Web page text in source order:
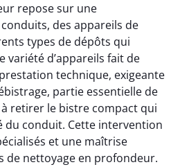
repose sur une
des appareils de
types de dépôts qui
variété d’appareils fait de
technique, exigeante
partie essentielle de
retirer le bistre compact qui
du conduit. Cette intervention
et une maîtrise
de nettoyage en profondeur.